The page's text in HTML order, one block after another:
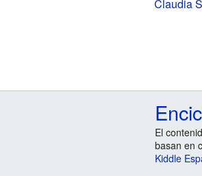
Claudia
El
basan en
Kiddle